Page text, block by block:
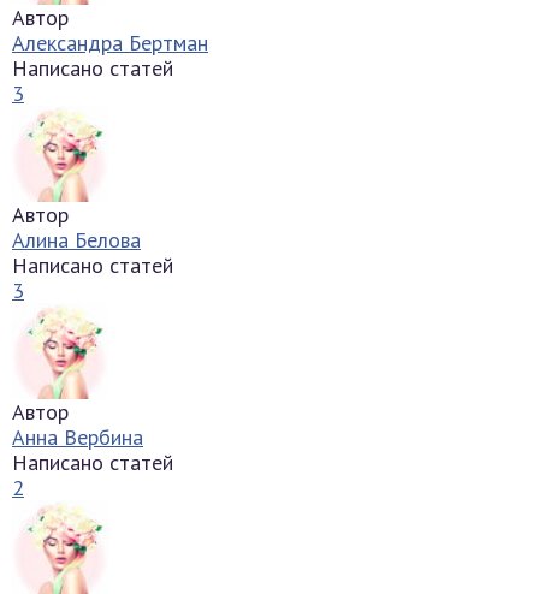
Автор
Александра Бертман
Написано статей
3
Автор
Алина Белова
Написано статей
3
Автор
Анна Вербина
Написано статей
2